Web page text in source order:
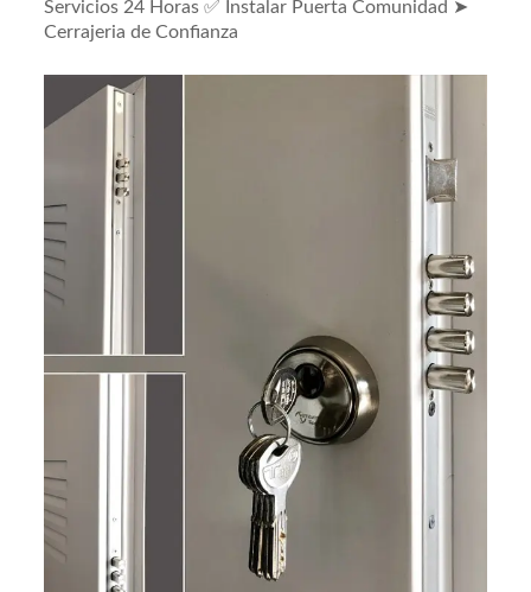
Servicios 24 Horas ✅ Instalar Puerta Comunidad ➤
Cerrajeria de Confianza